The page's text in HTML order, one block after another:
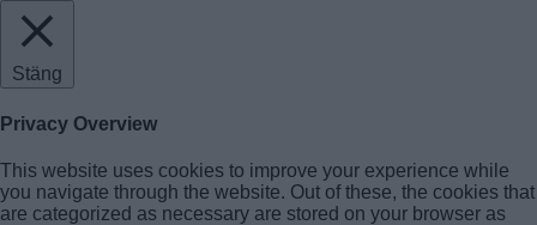
Stäng
Privacy Overview
This website uses cookies to improve your experience while
you navigate through the website. Out of these, the cookies that
are categorized as necessary are stored on your browser as